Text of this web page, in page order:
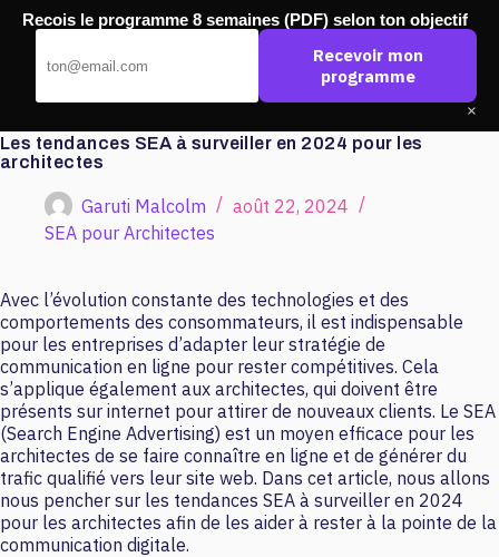
Passer
Les tendances SEA à surveiller en 2024 pour les
architectes
Garuti Malcolm
août 22, 2024
SEA pour Architectes
Avec l’évolution constante des technologies et des
comportements des consommateurs, il est indispensable
pour les entreprises d’adapter leur stratégie de
communication en ligne pour rester compétitives. Cela
s’applique également aux architectes, qui doivent être
présents sur internet pour attirer de nouveaux clients. Le SEA
(Search Engine Advertising) est un moyen efficace pour les
architectes de se faire connaître en ligne et de générer du
trafic qualifié vers leur site web. Dans cet article, nous allons
nous pencher sur les tendances SEA à surveiller en 2024
pour les architectes afin de les aider à rester à la pointe de la
communication digitale.
Recois le programme 8 semaines (PDF) selon ton objectif
Recevoir mon
programme
×